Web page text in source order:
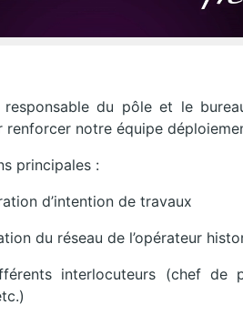
du pôle et le
notre équipe
principales :
d’intention de travaux
du réseau de l’opérateur
interlocuteurs (chef de